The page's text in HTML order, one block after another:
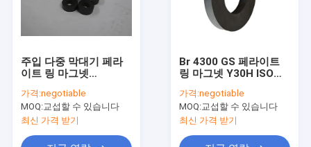
주입 다중 막대기 페라
이트 링 마그넷
그네트
가격:negotiable
MOQ:교섭할 수 있습니다
최신 가격 받기
Br 4300 GS 페라이트
링 마그넷 Y30H ISO
자석
가격:negotiable
MOQ:교섭할 수 있습니다
최신 가격 받기